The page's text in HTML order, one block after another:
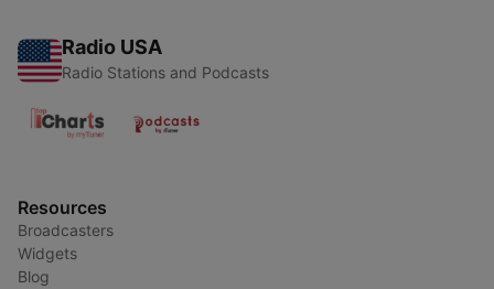
Radio USA
Radio Stations and Podcasts
Resources
Broadcasters
Widgets
Blog